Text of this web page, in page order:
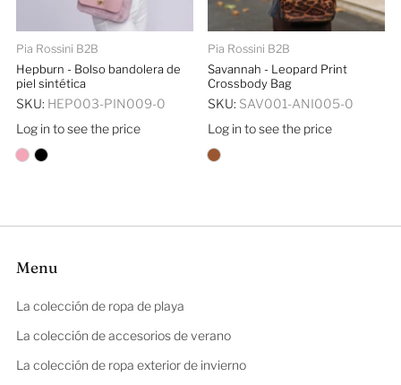
Pia Rossini B2B
Hepburn - Bolso bandolera de
piel sintética
SKU: HEP003-PIN009-0
Log in to see the price
Pia Rossini B2B
Savannah - Leopard Print
Crossbody Bag
SKU: SAV001-ANI005-0
Log in to see the price
Menu
La colección de ropa de playa
La colección de accesorios de verano
La colección de ropa exterior de invierno